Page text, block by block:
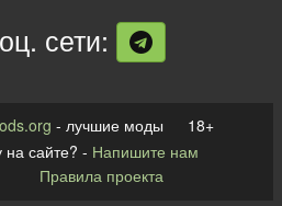
сети:
- лучшие моды 18+
сайте? - Напишите нам
Правила проекта